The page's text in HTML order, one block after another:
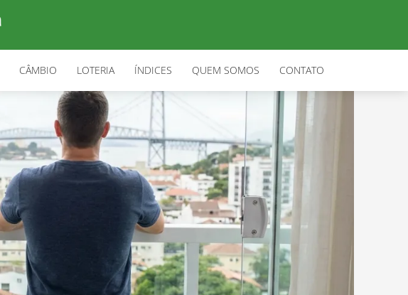
CÂMBIO LOTERIA ÍNDICES QUEM SOMOS CONTATO